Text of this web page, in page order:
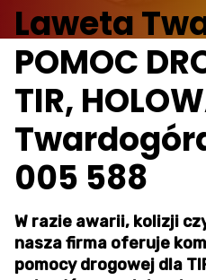
Laweta
POMOC
TIR,
005 588
W razie awarii, kolizji
nasza firma oferuje
pomocy drogowej dla